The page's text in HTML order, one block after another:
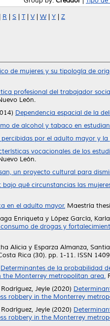
R S T| V| W Y Z
de mujeres y su tipología de
profesional del trabajador
León.
Dependencia espacial de la
de alcohol y tabaco en
percibidas por el adulto mayor y
vocacionales de los
León.
un proyecto cultural para
qué circunstancias las
en el adulto mayor. Maestría
Enriqueta y López García,
de drogas y
Alicia y Esparza Almanza,
Rica (30). pp. 1-11. ISSN
Determinantes de la probabilidad
the Monterrey metropolitan area.
Jeyle (2020)
robbery in the Monterrey
Jeyle (2020)
robbery in the Monterrey